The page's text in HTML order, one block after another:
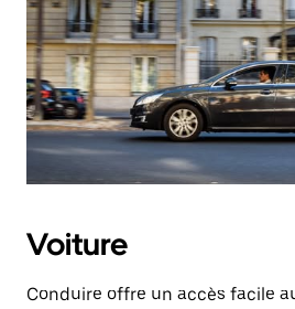
Voiture
Conduire offre un accès facile